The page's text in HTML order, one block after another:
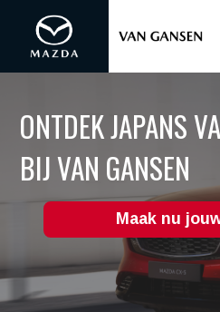
ONTDEK JAPANS
BIJ VAN GANSEN
Maak nu